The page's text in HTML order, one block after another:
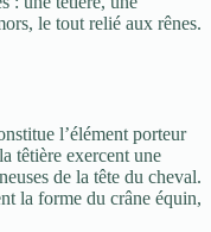
le tout relié aux rênes.
l’élément porteur
têtière exercent une
de la tête du cheval.
la forme du crâne équin,